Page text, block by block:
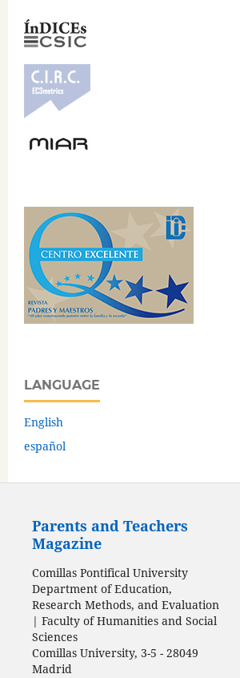
LANGUAGE
English
español
Parents and Teachers
Magazine
Comillas Pontifical University
Department of Education,
Research Methods, and Evaluation
| Faculty of Humanities and Social
Sciences
Comillas University, 3-5 - 28049
Madrid